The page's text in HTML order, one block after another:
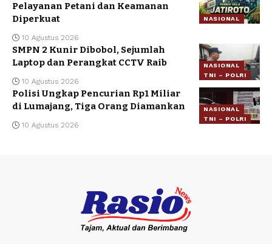
NASIONAL
Pelayanan Petani dan Keamanan
Diperkuat
10 Agustus 2026
NASIONAL
TNI – POLRI
SMPN 2 Kunir Dibobol, Sejumlah
Laptop dan Perangkat CCTV Raib
10 Agustus 2026
NASIONAL
TNI – POLRI
Polisi Ungkap Pencurian Rp1 Miliar
di Lumajang, Tiga Orang Diamankan
10 Agustus 2026